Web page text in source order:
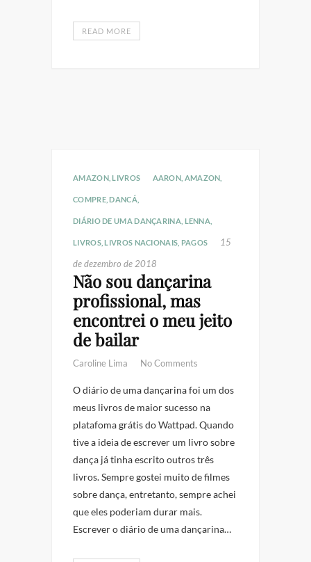
READ MORE
AMAZON,LIVROS AARON AMAZON
COMPRE,DANCÁ
DIÁRIO DE UMA DANÇARINA LENNA
LIVROS,LIVROS NACIONAIS PAGOS
15
de dezembro de 2018
Não sou dançarina
profissional, mas
encontrei o meu jeito
de bailar
Caroline Lima No Comments
O diário de uma dançarina foi um dos
meus livros de maior sucesso na
platafoma grátis do Wattpad. Quando
tive a ideia de escrever um livro sobre
dança já tinha escrito outros três
livros. Sempre gostei muito de filmes
sobre dança, entretanto, sempre achei
que eles poderiam durar mais.
Escrever o diário de uma dançarina…